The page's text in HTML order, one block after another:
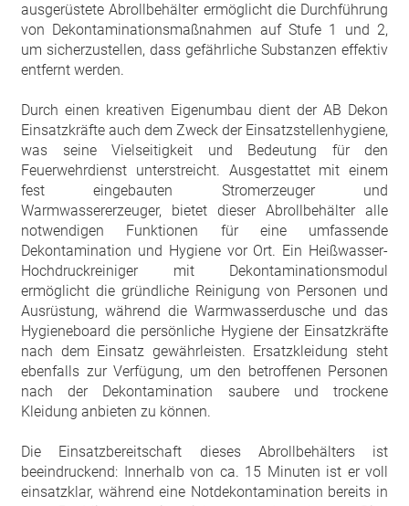
ausgerüstete Abrollbehälter ermöglicht die Durchführung
von Dekontaminationsmaßnahmen auf Stufe 1 und 2,
um sicherzustellen, dass gefährliche Substanzen effektiv
entfernt werden.
Durch einen kreativen Eigenumbau dient der AB Dekon
Einsatzkräfte auch dem Zweck der Einsatzstellenhygiene,
was seine Vielseitigkeit und Bedeutung für den
Feuerwehrdienst unterstreicht. Ausgestattet mit einem
fest eingebauten Stromerzeuger und
Warmwassererzeuger, bietet dieser Abrollbehälter alle
notwendigen Funktionen für eine umfassende
Dekontamination und Hygiene vor Ort. Ein Heißwasser-
Hochdruckreiniger mit Dekontaminationsmodul
ermöglicht die gründliche Reinigung von Personen und
Ausrüstung, während die Warmwasserdusche und das
Hygieneboard die persönliche Hygiene der Einsatzkräfte
nach dem Einsatz gewährleisten. Ersatzkleidung steht
ebenfalls zur Verfügung, um den betroffenen Personen
nach der Dekontamination saubere und trockene
Kleidung anbieten zu können.
Die Einsatzbereitschaft dieses Abrollbehälters ist
beeindruckend: Innerhalb von ca. 15 Minuten ist er voll
einsatzklar, während eine Notdekontamination bereits in